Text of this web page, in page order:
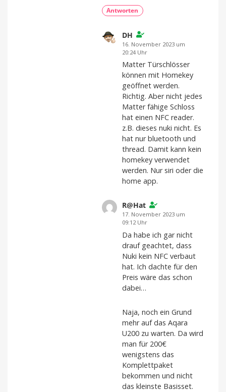
Antworten
DH
16. November 2023 um
20:24 Uhr
Matter Türschlösser
können mit Homekey
geöffnet werden.
Richtig. Aber nicht jedes
Matter fähige Schloss
hat einen NFC reader.
z.B. dieses nuki nicht. Es
hat nur bluetooth und
thread. Damit kann kein
homekey verwendet
werden. Nur siri oder die
home app.
R@Hat
17. November 2023 um
09:12 Uhr
Da habe ich gar nicht
drauf geachtet, dass
Nuki kein NFC verbaut
hat. Ich dachte für den
Preis wäre das schon
dabei…
Naja, noch ein Grund
mehr auf das Aqara
U200 zu warten. Da wird
man für 200€
wenigstens das
Komplettpaket
bekommen und nicht
das kleinste Basisset.